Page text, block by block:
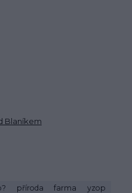
Blaníkem
příroda farma
yzop